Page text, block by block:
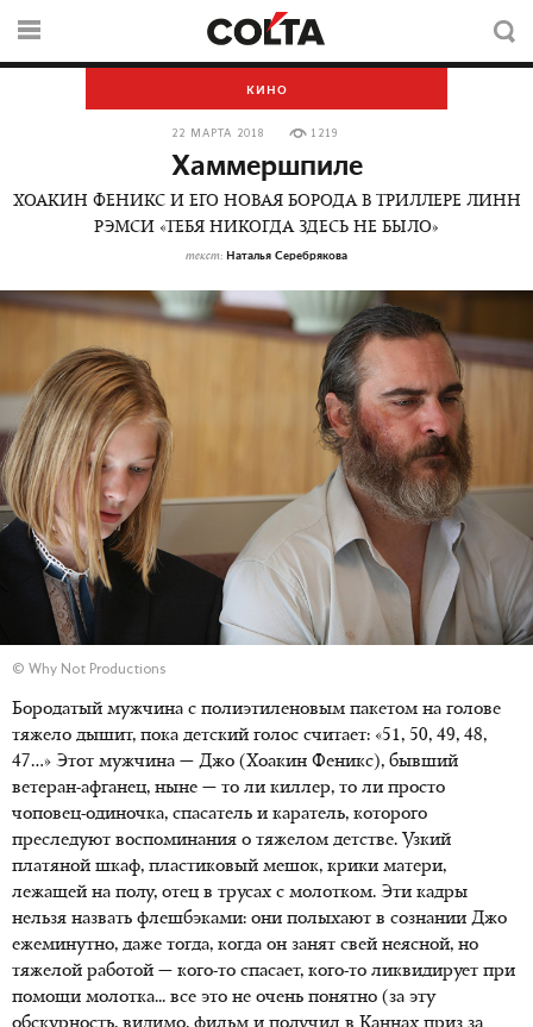
КИНО
22 МАРТА 2018 1219
Хаммершпиле
ХОАКИН ФЕНИКС И ЕГО НОВАЯ БОРОДА В ТРИЛЛЕРЕ ЛИНН
РЭМСИ «ТЕБЯ НИКОГДА ЗДЕСЬ НЕ БЫЛО»
текст: Наталья Серебрякова
© Why Not Productions
Бородатый мужчина c полиэтиленовым пакетом на голове
тяжело дышит, пока детский голос считает: «51, 50, 49, 48,
47…» Этот мужчина — Джо (Хоакин Феникс), бывший
ветеран-афганец, ныне — то ли киллер, то ли просто
чоповец-одиночка, спасатель и каратель, которого
преследуют воспоминания о тяжелом детстве. Узкий
платяной шкаф, пластиковый мешок, крики матери,
лежащей на полу, отец в трусах с молотком. Эти кадры
нельзя назвать флешбэками: они полыхают в сознании Джо
ежеминутно, даже тогда, когда он занят свей неясной, но
тяжелой работой — кого-то спасает, кого-то ликвидирует при
помощи молотка... все это не очень понятно (за эту